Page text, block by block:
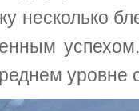
несколько
уровне